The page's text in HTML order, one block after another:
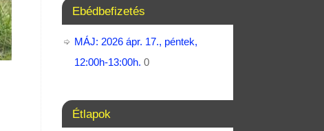
Ebédbefizetés
MÁJ: 2026 ápr. 17., péntek,
12:00h-13:00h. 0
Étlapok